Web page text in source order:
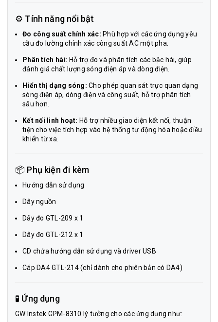
⚙️ Tính năng nổi bật
Đo công suất chính xác: Phù hợp với các ứng dụng yêu
cầu đo lường chính xác công suất AC một pha.
Phân tích hài: Hỗ trợ đo và phân tích các bậc hài, giúp
đánh giá chất lượng sóng điện áp và dòng điện.
Hiển thị dạng sóng: Cho phép quan sát trực quan dạng
sóng điện áp, dòng điện và công suất, hỗ trợ phân tích
sâu hơn.
Kết nối linh hoạt: Hỗ trợ nhiều giao diện kết nối, thuận
tiện cho việc tích hợp vào hệ thống tự động hóa hoặc điều
khiển từ xa.
📦 Phụ kiện đi kèm
Hướng dẫn sử dụng
Dây nguồn
Dây đo GTL-209 x 1
Dây đo GTL-212 x 1
CD chứa hướng dẫn sử dụng và driver USB
Cáp DA4 GTL-214 (chỉ dành cho phiên bản có DA4)
🧪 Ứng dụng
GW Instek GPM-8310 lý tưởng cho các ứng dụng như: